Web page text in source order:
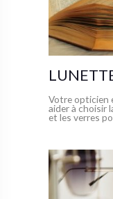
Votre opticien
aider à choisir
et les verres